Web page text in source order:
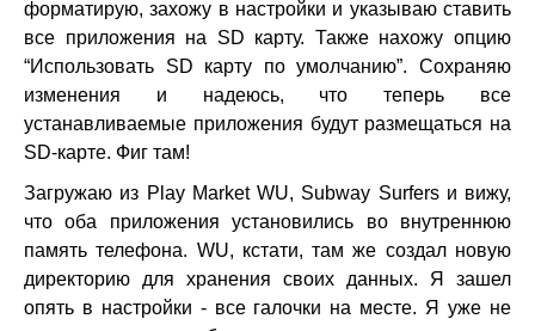
форматирую, захожу в настройки и указываю ставить
все приложения на SD карту. Также нахожу опцию
“Использовать SD карту по умолчанию”. Сохраняю
изменения и надеюсь, что теперь все
устанавливаемые приложения будут размещаться на
SD-карте. Фиг там!
Загружаю из Play Market WU, Subway Surfers и вижу,
что оба приложения установились во внутреннюю
память телефона. WU, кстати, там же создал новую
директорию для хранения своих данных. Я зашел
опять в настройки - все галочки на месте. Я уже не